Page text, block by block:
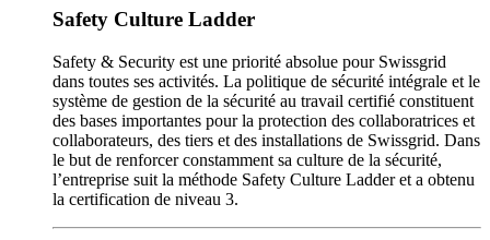
Safety Culture Ladder
Safety & Security est une priorité absolue pour Swissgrid
dans toutes ses activités. La politique de sécurité intégrale et le
système de gestion de la sécurité au travail certifié constituent
des bases importantes pour la protection des collaboratrices et
collaborateurs, des tiers et des installations de Swissgrid. Dans
le but de renforcer constamment sa culture de la sécurité,
l’entreprise suit la méthode Safety Culture Ladder et a obtenu
la certification de niveau 3.